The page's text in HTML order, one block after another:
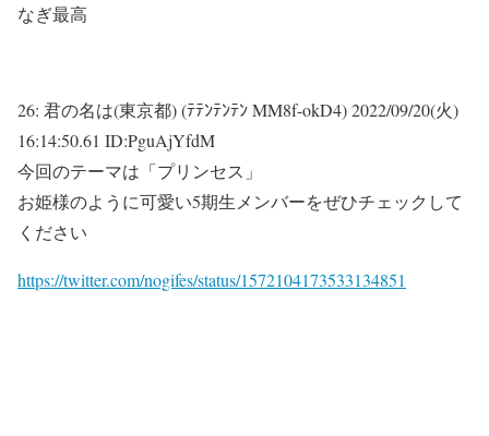
なぎ最高
26: 君の名は(東京都) (ﾃﾃﾝﾃﾝﾃﾝ MM8f-okD4)2022/09/20(火)
16:14:50.61 ID:PguAjYfdM
今回のテーマは「プリンセス」
お姫様のように可愛い5期生メンバーをぜひチェックして
ください
https://twitter.com/nogifes/status/1572104173533134851